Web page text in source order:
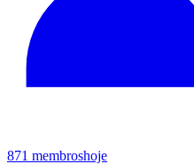
871 membroshoje